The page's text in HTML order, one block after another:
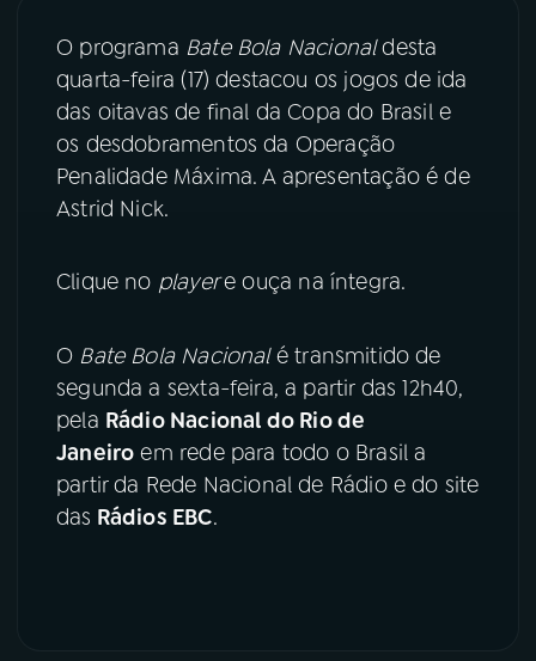
08 FESTIVAL DE MÚSICA
ACOMPANHE A RÁDIO NACIONAL
YouTube
Instagram X
O programa Bate Bola Nacionaldesta
quarta-feira (17) destacou os jogos de ida
das oitavas de final da Copa do Brasil e
os desdobramentos da Operação
Penalidade Máxima. A apresentação é de
Astrid Nick.
Clique no playere ouça na íntegra.
O Bate Bola Nacionalé transmitido de
segunda a sexta-feira, a partir das 12h40,
pela Rádio Nacional do Rio de
Janeiro em rede para todo o Brasil a
partir da Rede Nacional de Rádio e do site
das Rádios EBC.